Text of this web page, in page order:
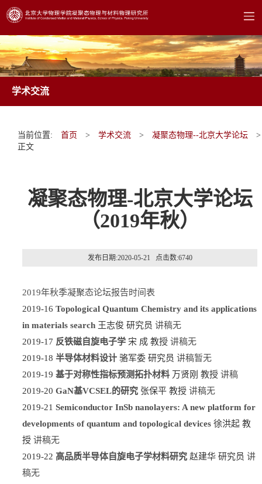
学术交流
当前位置: 首页 > 学术交流 > 凝聚态物理--北京大学论坛
>
正文
凝聚态物理-北京大学论坛
（2019年秋）
发布日期:2020-05-21 点击数:6740
2019年秋季凝聚态论坛报告时间表
2019-16Topological Quantum Chemistry and its applications
in materials search 王志俊 研究员讲稿无
2019-17 反铁磁自旋电子学 宋 成 教授讲稿无
2019-18半导体材料设计 骆军委 研究员讲稿暂无
2019-19 基于对称性指标预测拓扑材料 万贤刚 教授讲稿
2019-20GaN基VCSEL的研究 张保平 教授讲稿无
2019-21Semiconductor InSb nanolayers: A new platform for
developments of quantum and topological devices 徐洪起 教
授讲稿无
2019-22 高品质半导体自旋电子学材料研究 赵建华 研究员讲
稿无